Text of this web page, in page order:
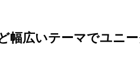
広いテーマでユニー